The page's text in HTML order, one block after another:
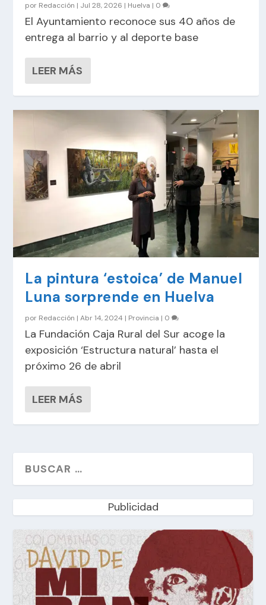
por Redacción | Jul 28, 2026 | Huelva | 0
El Ayuntamiento reconoce sus 40 años de
entrega al barrio y al deporte base
LEER MÁS
La pintura ‘estoica’ de Manuel
Luna sorprende en Huelva
por Redacción |Abr 14, 2024 | Provincia | 0
La Fundación Caja Rural del Sur acoge la
exposición ‘Estructura natural’ hasta el
próximo 26 de abril
LEER MÁS
Publicidad